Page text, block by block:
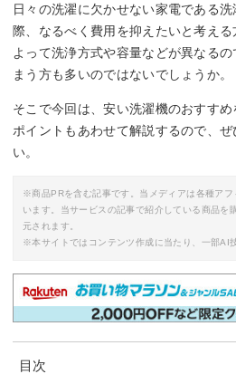
日々の洗濯に欠かせない家電である
際、なるべく費用を抑えたいと考え
よって洗浄方式や容量などが異なる
まう方も多いのではないでしょうか。
そこで今回は、安い洗濯機のおすす
ポイントもあわせて解説するので、
い。
※商品PRを含む記事です。当メディアは各種ア
います。当サービスの記事で紹介している商品を
元されます。
※本サイトではコンテンツ作成に当たり、一部AI
目次